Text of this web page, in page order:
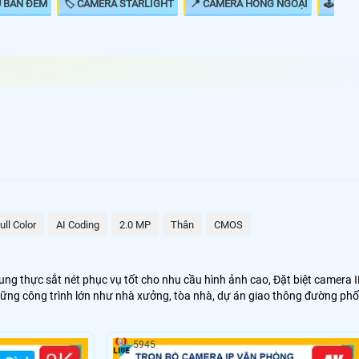
BAN ĐÊM 🏷 CAMERA STARLIGHT 📍 CAMERA HỒNG NGOẠI 🕹
và điều đặt biệt hơn khi thi công camera Ip thì
Color AI Coding 2.0 MP Thân CMOS
thực sắt nét phục vụ tốt cho nhu cầu hình ảnh cao, Đặt biệt camera
công trình lớn như nhà xưởng, tòa nhà, dự án giao thông đường
5945